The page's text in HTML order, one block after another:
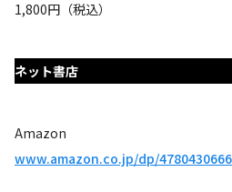
1,800円（税込）
ネット書店
Amazon
www.amazon.co.jp/dp/4780430666